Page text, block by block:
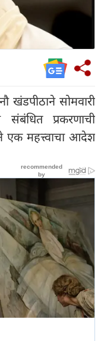
खंडपीठाने सोमवारी
संबंधित प्रकरणाची
एक महत्त्वाचा आदेश